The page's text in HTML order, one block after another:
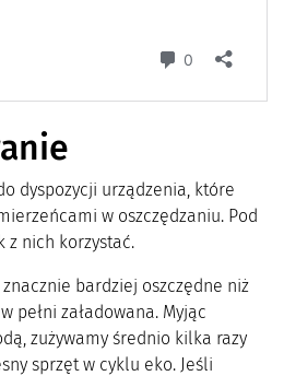
dyspozycji urządzenia, które
w oszczędzaniu. Pod
z nich korzystać.
bardziej oszczędne niż
pełni załadowana. Myjąc
zużywamy średnio kilka razy
sprzęt w cyklu eko. Jeśli